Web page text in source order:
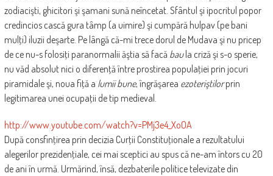
zodiacişti, ghicitori şi şamani sună neîncetat. Sfântul şi ipocritul popor
credincios cască gura tâmp (a uimire) şi cumpără hulpav (pe bani
mulţi) iluzii deşarte. Pe lângă că-mi trece dorul de Mudava şi nu pricep
de ce nu-s folosiţi paranormalii ăştia să facă baula criză şi s-o sperie,
nu văd absolut nici o diferenţă între prostirea populaţiei prin jocuri
piramidale şi, noua fiţă a lumii bune, îngrăşarea ezoteriştilorprin
legitimarea unei ocupaţii de tip medieval.
http://www.youtube.com/watch?v=PMj3e4_XoOA
După consfinţirea prin decizia Curţii Constituţionale a rezultatului
alegerilor prezidenţiale, cei mai sceptici au spus că ne-am întors cu 20
de ani în urmă. Urmărind, însă, dezbaterile politice televizate din